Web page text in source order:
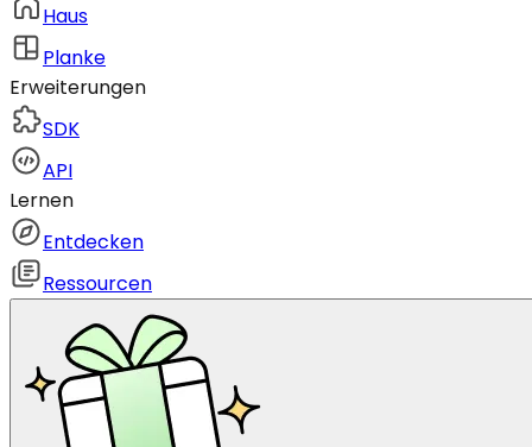
Haus
Planke
Erweiterungen
SDK
API
Lernen
Entdecken
Ressourcen